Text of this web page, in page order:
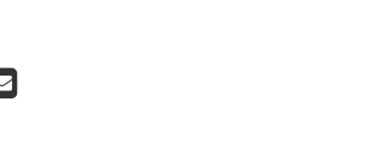
da Consultora para os Assuntos da Educação, Ana Maria